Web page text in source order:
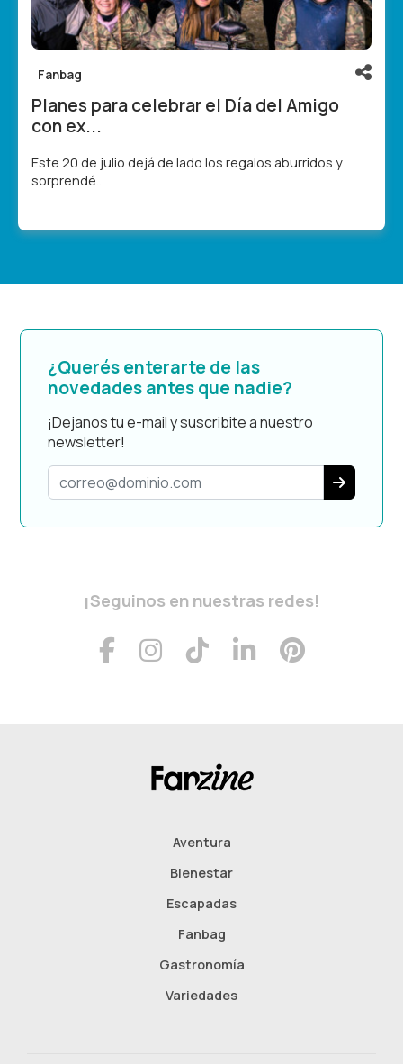
Fanbag
Planes para celebrar el Día del Amigo
con ex...
Este 20 de julio dejá de lado los regalos aburridos y
sorprendé...
¿Querés enterarte de las
novedades antes que nadie?
¡Dejanos tu e-mail y suscribite a nuestro
newsletter!
¡Seguinos en nuestras redes!
Aventura
Bienestar
Escapadas
Fanbag
Gastronomía
Variedades